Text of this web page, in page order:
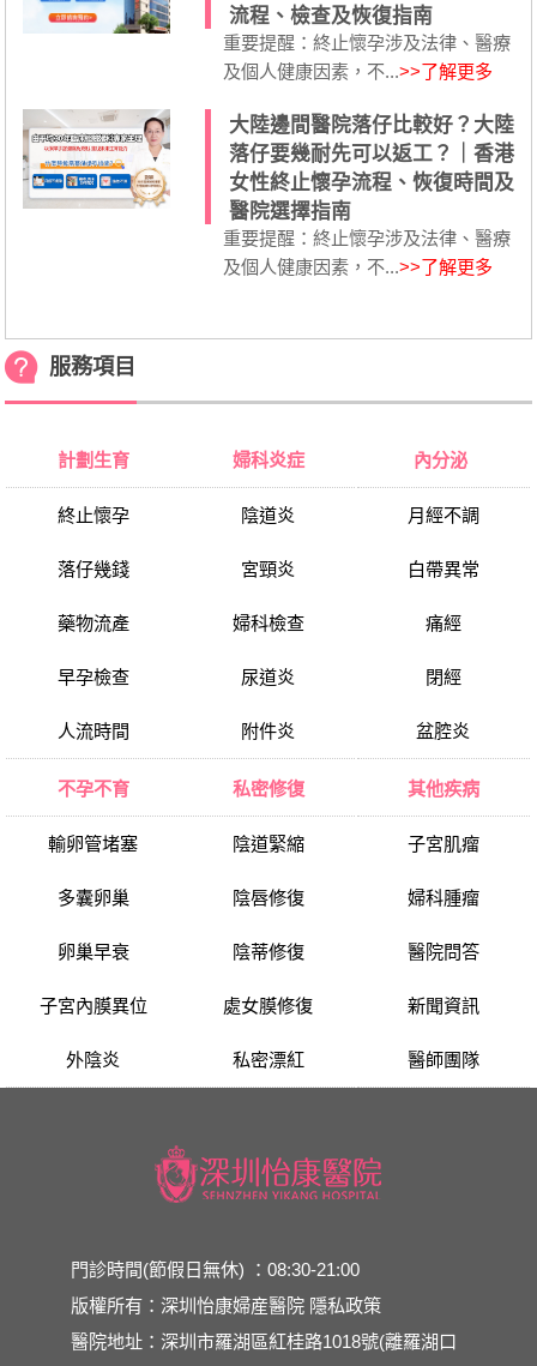
流程、檢查及恢復指南
重要提醒：終止懷孕涉及法律、醫療
及個人健康因素，不...>>了解更多
大陸邊間醫院落仔比較好？大陸
落仔要幾耐先可以返工？｜香港
女性終止懷孕流程、恢復時間及
醫院選擇指南
重要提醒：終止懷孕涉及法律、醫療
及個人健康因素，不...>>了解更多
服務項目
計劃生育
終止懷孕
落仔幾錢
藥物流產
早孕檢查
人流時間
婦科炎症
陰道炎
宮頸炎
婦科檢查
尿道炎
附件炎
內分泌
月經不調
白帶異常
痛經
閉經
盆腔炎
不孕不育
輸卵管堵塞
多囊卵巢
卵巢早衰
子宮內膜異位
外陰炎
私密修復
陰道緊縮
陰唇修復
陰蒂修復
處女膜修復
私密漂紅
其他疾病
子宮肌瘤
婦科腫瘤
醫院問答
新聞資訊
醫師團隊
門診時間(節假日無休) ：08:30-21:00
版權所有：深圳怡康婦産醫院 隱私政策
醫院地址：深圳市羅湖區紅桂路1018號(離羅湖口